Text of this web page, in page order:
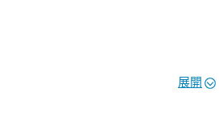
不住在一天內讀完它。他迷人的寫作技
政治思想界占有一席之地的公共知識份
展開